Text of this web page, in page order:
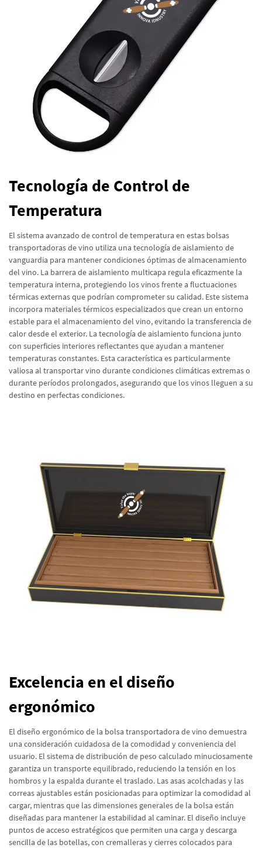
Tecnología de Control de
Temperatura
El sistema avanzado de control de temperatura en estas bolsas
transportadoras de vino utiliza una tecnología de aislamiento de
vanguardia para mantener condiciones óptimas de almacenamiento
del vino. La barrera de aislamiento multicapa regula eficazmente la
temperatura interna, protegiendo los vinos frente a fluctuaciones
térmicas externas que podrían comprometer su calidad. Este sistema
incorpora materiales térmicos especializados que crean un entorno
estable para el almacenamiento del vino, evitando la transferencia de
calor desde el exterior. La tecnología de aislamiento funciona junto
con superficies interiores reflectantes que ayudan a mantener
temperaturas constantes. Esta característica es particularmente
valiosa al transportar vino durante condiciones climáticas extremas o
durante períodos prolongados, asegurando que los vinos lleguen a su
destino en perfectas condiciones.
Excelencia en el diseño
ergonómico
El diseño ergonómico de la bolsa transportadora de vino demuestra
una consideración cuidadosa de la comodidad y conveniencia del
usuario. El sistema de distribución de peso calculado minuciosamente
garantiza un transporte equilibrado, reduciendo la tensión en los
hombros y la espalda durante el traslado. Las asas acolchadas y las
correas ajustables están posicionadas para optimizar la comodidad al
cargar, mientras que las dimensiones generales de la bolsa están
diseñadas para mantener la estabilidad al caminar. El diseño incluye
puntos de acceso estratégicos que permiten una carga y descarga
sencilla de las botellas, con cremalleras y cierres colocados para